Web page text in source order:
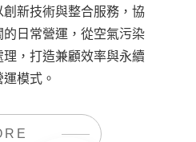
創新技術與整合服務，協
日常營運，從空氣污染
理，打造兼顧效率與永續
運模式。